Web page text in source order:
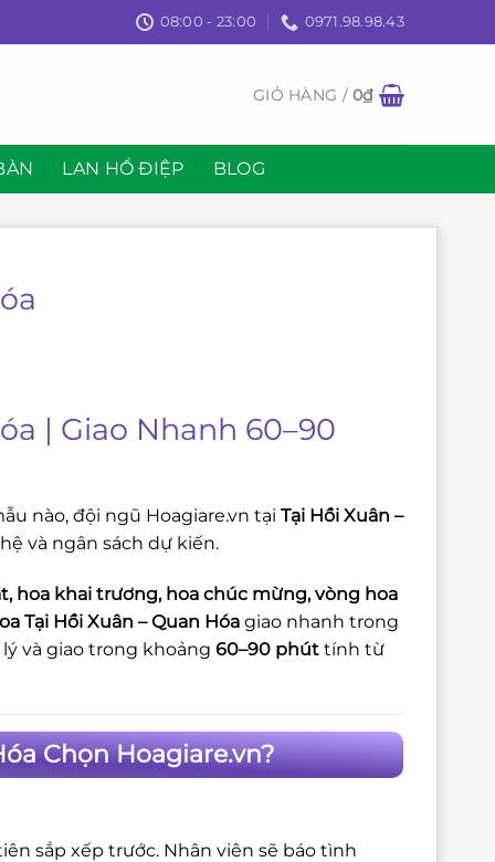
08:00 - 23:00 0971.98.98.43
GIỎ HÀNG /0₫
LAN HỒ ĐIỆP BLOG
| Giao Nhanh 60–90
nào, đội ngũ Hoagiare.vn tại Tại Hồi Xuân –
và ngân sách dự kiến.
hoa khai trương, hoa chúc mừng, vòng hoa
Tại Hồi Xuân – Quan Hóa giao nhanh trong
và giao trong khoảng 60–90 phút tính từ
Chọn Hoagiare.vn?
sắp xếp trước. Nhân viên sẽ báo tình